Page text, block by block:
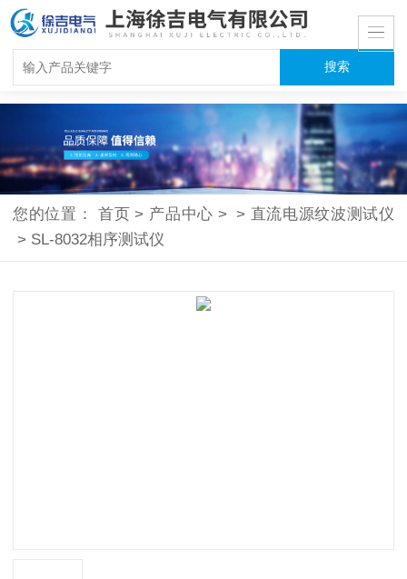
您的位置：首页 > 产品中心 > > 直流电源纹波测试仪
> SL-8032相序测试仪